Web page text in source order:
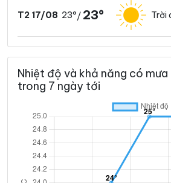
T2 17/08 23°/ 23° Trời
Nhiệt độ và khả năng có mưa
trong 7 ngày tới